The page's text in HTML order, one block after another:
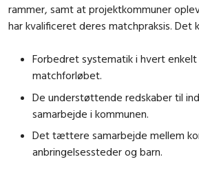
rammer, samt at projektkommuner
har kvalificeret deres matchpraksis. Det
Forbedret systematik i hvert enkelt
matchforløbet.
De understøttende redskaber til
samarbejde i kommunen.
Det tættere samarbejde mellem
anbringelsessteder og barn.